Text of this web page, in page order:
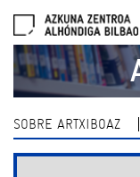
navigation
SOBRE ARTXIBOAZ